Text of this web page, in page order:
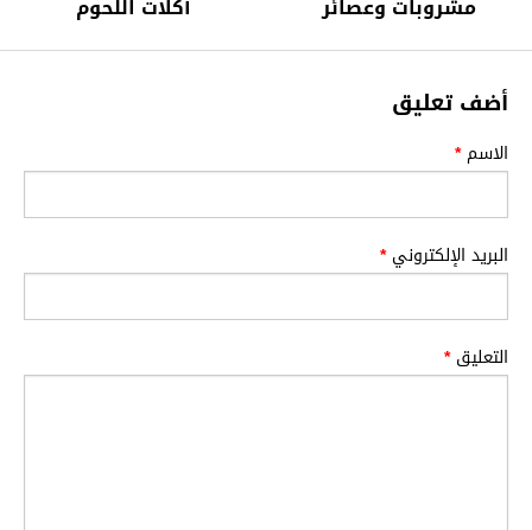
أضف تعليق
الاسم*
البريد الإلكتروني*
التعليق*